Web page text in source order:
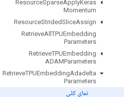
ResourceSparseApplyKeras
Momentum
ResourceStridedSliceAssign
RetrieveAll TPUEmbedding
Parameters
RetrieveTPUEmbedding
ADAMParameters
RetrieveTPUEmbeddingAdadelta
Parameters
نمای کلی